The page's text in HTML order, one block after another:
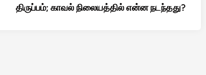
திருப்பம்; காவல் நிலையத்தில் என்ன நடந்தது?